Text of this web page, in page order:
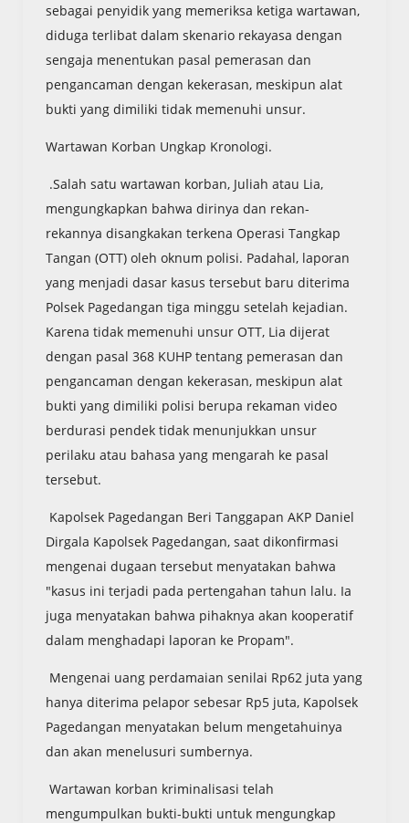
sebagai penyidik yang memeriksa ketiga wartawan,
diduga terlibat dalam skenario rekayasa dengan
sengaja menentukan pasal pemerasan dan
pengancaman dengan kekerasan, meskipun alat
bukti yang dimiliki tidak memenuhi unsur.
Wartawan Korban Ungkap Kronologi.
.Salah satu wartawan korban, Juliah atau Lia,
mengungkapkan bahwa dirinya dan rekan-
rekannya disangkakan terkena Operasi Tangkap
Tangan (OTT) oleh oknum polisi. Padahal, laporan
yang menjadi dasar kasus tersebut baru diterima
Polsek Pagedangan tiga minggu setelah kejadian.
Karena tidak memenuhi unsur OTT, Lia dijerat
dengan pasal 368 KUHP tentang pemerasan dan
pengancaman dengan kekerasan, meskipun alat
bukti yang dimiliki polisi berupa rekaman video
berdurasi pendek tidak menunjukkan unsur
perilaku atau bahasa yang mengarah ke pasal
tersebut.
Kapolsek Pagedangan Beri Tanggapan AKP Daniel
Dirgala Kapolsek Pagedangan, saat dikonfirmasi
mengenai dugaan tersebut menyatakan bahwa
"kasus ini terjadi pada pertengahan tahun lalu. Ia
juga menyatakan bahwa pihaknya akan kooperatif
dalam menghadapi laporan ke Propam".
Mengenai uang perdamaian senilai Rp62 juta yang
hanya diterima pelapor sebesar Rp5 juta, Kapolsek
Pagedangan menyatakan belum mengetahuinya
dan akan menelusuri sumbernya.
Wartawan korban kriminalisasi telah
mengumpulkan bukti-bukti untuk mengungkap